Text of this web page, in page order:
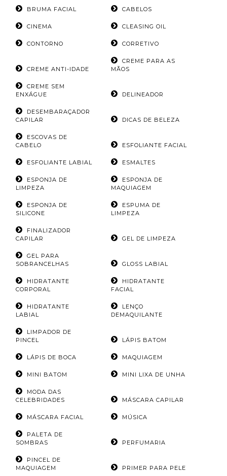
BRUMA FACIAL CABELOS
CINEMA CLEASING OIL
CONTORNO CORRETIVO
CREME ANTI-IDADE
CREME PARA AS
MÃOS
CREME SEM
ENXÁGUE
DELINEADOR
DESEMBARAÇADOR
CAPILAR
DICAS DE BELEZA
ESCOVAS DE
CABELO
ESFOLIANTE FACIAL
ESFOLIANTE LABIAL ESMALTES
ESPONJA DE
LIMPEZA
ESPONJA DE
MAQUIAGEM
ESPONJA DE
SILICONE
ESPUMA DE
LIMPEZA
FINALIZADOR
CAPILAR
GEL DE LIMPEZA
GEL PARA
SOBRANCELHAS
GLOSS LABIAL
HIDRATANTE
CORPORAL
HIDRATANTE
FACIAL
HIDRATANTE
LABIAL
LENÇO
DEMAQUILANTE
LIMPADOR DE
PINCEL
LÁPIS BATOM
LÁPIS DE BOCA MAQUIAGEM
MINI BATOM MINI LIXA DE UNHA
MODA DAS
CELEBRIDADES
MÁSCARA CAPILAR
MÁSCARA FACIAL MÚSICA
PALETA DE
SOMBRAS
PERFUMARIA
PINCEL DE
MAQUIAGEM
PRIMER PARA PELE